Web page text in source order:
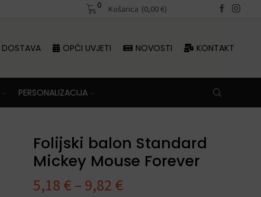
Besplatna dostava iznad 70 € Besplatna
0 Košarica (0,00€)
DOSTAVA OPĆI UVJETI NOVOSTI KONTAKT
PERSONALIZACIJA
Folijski balon Standard
Mickey Mouse Forever
5,18 €– 9,82 €